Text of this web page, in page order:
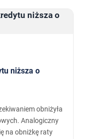
niższa o
obniżyła
Analogiczny
na obniżkę raty